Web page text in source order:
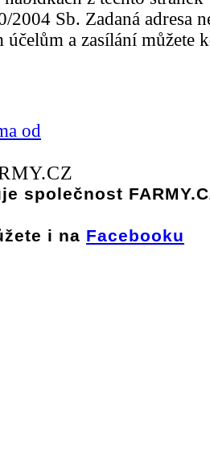
2004 Sb. Zadaná adresa
účelům a zasílání můžete
společnost
i na Facebooku